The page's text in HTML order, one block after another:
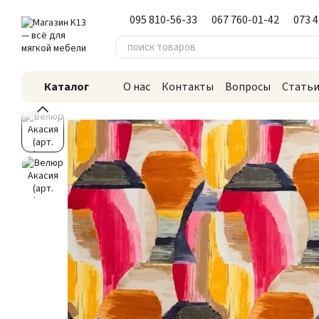
095 810-56-33 067 760-01-42 073
Каталог О нас Контакты Вопросы Статьи